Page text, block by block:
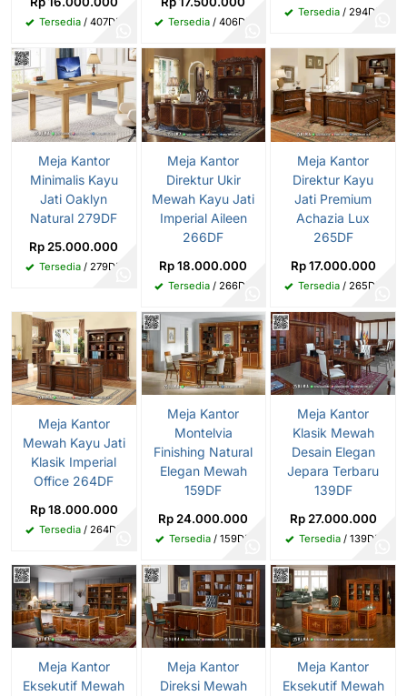
Tersedia / 407DF Tersedia / 406DF
Tersedia / 294DF
Meja Kantor
Minimalis Kayu
Jati Oaklyn
Natural 279DF
Rp 25.000.000
Tersedia / 279DF
Meja Kantor
Direktur Ukir
Mewah Kayu Jati
Imperial Aileen
266DF
Rp 18.000.000
Tersedia / 266DF
Meja Kantor
Direktur Kayu
Jati Premium
Achazia Lux
265DF
Rp 17.000.000
Tersedia / 265DF
Meja Kantor
Mewah Kayu Jati
Klasik Imperial
Office 264DF
Rp 18.000.000
Tersedia/ 264DF
Meja Kantor
Montelvia
Finishing Natural
Elegan Mewah
159DF
Rp 24.000.000
Tersedia / 159DF
Meja Kantor
Klasik Mewah
Desain Elegan
Jepara Terbaru
139DF
Rp 27.000.000
Tersedia / 139DF
Meja Kantor
Eksekutif Mewah
Meja Kantor
Direksi Mewah
Meja Kantor
Eksekutif Mewah